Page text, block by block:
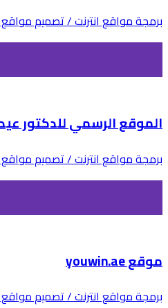
برمجة مواقع انترنت / تصميم مواقع
الموقع الرسمي للدكتور
برمجة مواقع انترنت / تصميم مواقع
موقع youwin.ae
برمجة مواقع انترنت / تصميم مواقع